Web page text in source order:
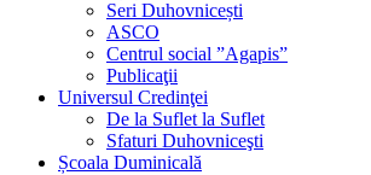
Seri Duhovnicești
ASCO
Centrul social ”Agapis”
Publicaţii
Universul Credinţei
De la Suflet la Suflet
Sfaturi Duhovniceşti
Școala Duminicală